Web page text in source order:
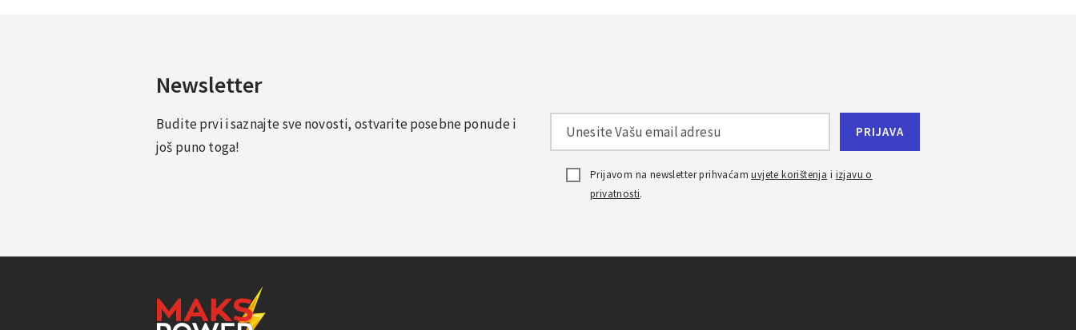
Newsletter
Budite prvi i saznajte sve novosti, ostvarite posebne ponude i
još puno toga!
Prijavom na newsletter prihvaćamuvjete korištenja i izjavu o
privatnosti.